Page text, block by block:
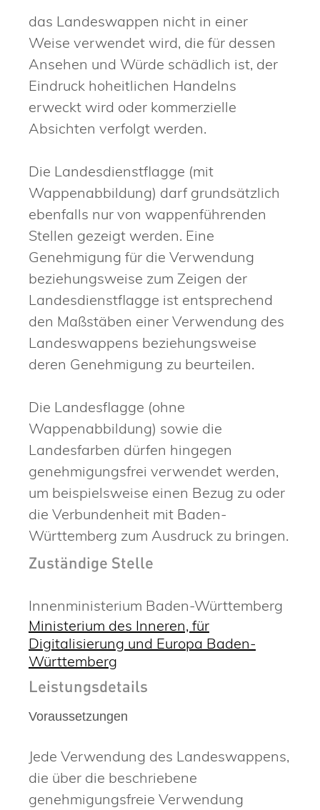
das Landeswappen nicht in einer
Weise verwendet wird, die für dessen
Ansehen und Würde schädlich ist, der
Eindruck hoheitlichen Handelns
erweckt wird oder kommerzielle
Absichten verfolgt werden.
Die Landesdienstflagge (mit
Wappenabbildung) darf grundsätzlich
ebenfalls nur von wappenführenden
Stellen gezeigt werden. Eine
Genehmigung für die Verwendung
beziehungsweise zum Zeigen der
Landesdienstflagge ist entsprechend
den Maßstäben einer Verwendung des
Landeswappens beziehungsweise
deren Genehmigung zu beurteilen.
Die Landesflagge (ohne
Wappenabbildung) sowie die
Landesfarben dürfen hingegen
genehmigungsfrei verwendet werden,
um beispielsweise einen Bezug zu oder
die Verbundenheit mit Baden-
Württemberg zum Ausdruck zu bringen.
Zuständige Stelle
Innenministerium Baden-Württemberg
Ministerium des Inneren, für
Digitalisierung und Europa Baden-
Württemberg
Leistungsdetails
Voraussetzungen
Jede Verwendung des Landeswappens,
die über die beschriebene
genehmigungsfreie Verwendung